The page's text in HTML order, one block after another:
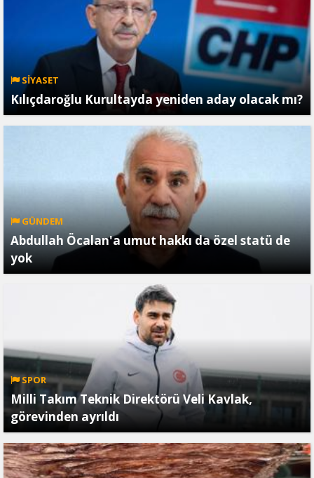
SİYASET
Kılıçdaroğlu Kurultayda yeniden aday olacak mı?
GÜNDEM
Abdullah Öcalan'a umut hakkı da özel statü de
yok
SPOR
Milli Takım Teknik Direktörü Veli Kavlak,
görevinden ayrıldı